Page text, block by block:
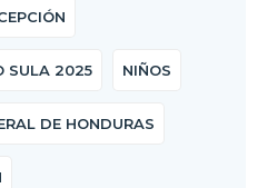
SULA 2025 NIÑOS
DE HONDURAS